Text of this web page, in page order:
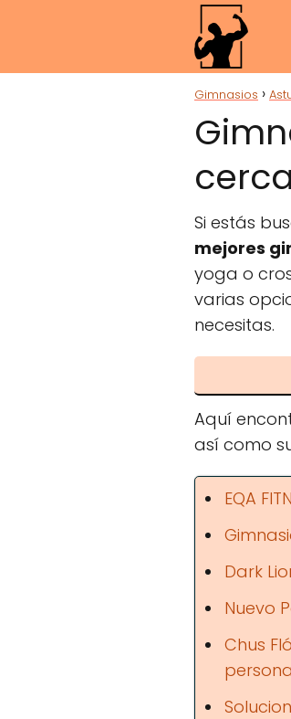
Gimnasios
Si estás
mejores
yoga o
varias
necesitas.
Aquí
así como
EQA
Dark
Nuevo
Chus